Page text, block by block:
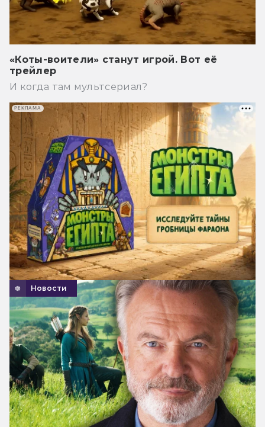
«Коты-воители» станут игрой. Вот её
трейлер
И когда там мультсериал?
Новости
РЕКЛАМА